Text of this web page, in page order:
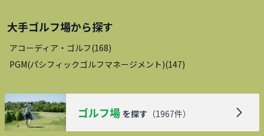
大手ゴルフ場から探す
アコーディア・ゴルフ(168)
PGM(パシフィックゴルフマネージメント)(147)
ゴルフ場 を探す （1967件）